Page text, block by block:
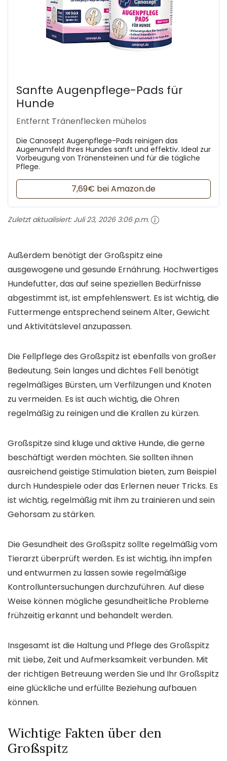
Sanfte Augenpflege-Pads für
Hunde
Entfernt Tränenflecken mühelos
Die Canosept Augenpflege-Pads reinigen das
Augenumfeld Ihres Hundes sanft und effektiv. Ideal zur
Vorbeugung von Tränensteinen und für die tägliche
Pflege.
7,69€ bei Amazon.de
Zuletzt aktualisiert: Juli 23, 2026 3:06 p.m.
Außerdem benötigt der Großspitz eine
ausgewogene und gesunde Ernährung. Hochwertiges
Hundefutter, das auf seine speziellen Bedürfnisse
abgestimmt ist, ist empfehlenswert. Es ist wichtig, die
Futtermenge entsprechend seinem Alter, Gewicht
und Aktivitätslevel anzupassen.
Die Fellpflege des Großspitz ist ebenfalls von großer
Bedeutung. Sein langes und dichtes Fell benötigt
regelmäßiges Bürsten, um Verfilzungen und Knoten
zu vermeiden. Es ist auch wichtig, die Ohren
regelmäßig zu reinigen und die Krallen zu kürzen.
Großspitze sind kluge und aktive Hunde, die gerne
beschäftigt werden möchten. Sie sollten ihnen
ausreichend geistige Stimulation bieten, zum Beispiel
durch Hundespiele oder das Erlernen neuer Tricks. Es
ist wichtig, regelmäßig mit ihm zu trainieren und sein
Gehorsam zu stärken.
Die Gesundheit des Großspitz sollte regelmäßig vom
Tierarzt überprüft werden. Es ist wichtig, ihn impfen
und entwurmen zu lassen sowie regelmäßige
Kontrolluntersuchungen durchzuführen. Auf diese
Weise können mögliche gesundheitliche Probleme
frühzeitig erkannt und behandelt werden.
Insgesamt ist die Haltung und Pflege des Großspitz
mit Liebe, Zeit und Aufmerksamkeit verbunden. Mit
der richtigen Betreuung werden Sie und Ihr Großspitz
eine glückliche und erfüllte Beziehung aufbauen
können.
Wichtige Fakten über den
Großspitz